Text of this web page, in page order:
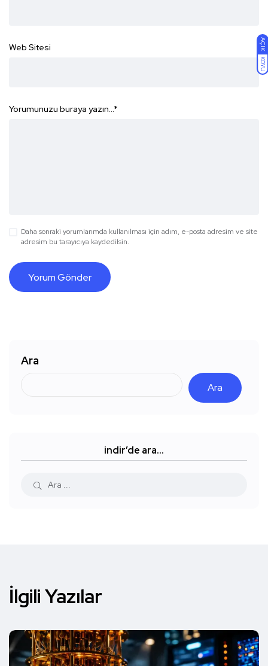
AÇIK
KOYU
Web Sitesi
Yorumunuzu buraya yazın...*
Daha sonraki yorumlarımda kullanılması için adım, e-posta adresim ve site
adresim bu tarayıcıya kaydedilsin.
Ara
Ara
indir’de ara…
İlgili Yazılar